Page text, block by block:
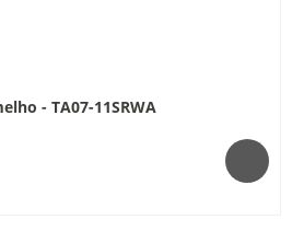
- TA07-11SRWA